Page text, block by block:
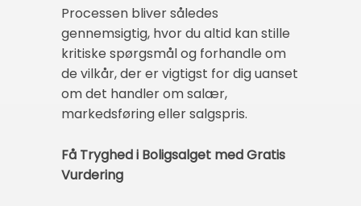
Processen bliver således
gennemsigtig, hvor du altid kan stille
kritiske spørgsmål og forhandle om
de vilkår, der er vigtigst for dig uanset
om det handler om salær,
markedsføring eller salgspris.
Få Tryghed i Boligsalget med Gratis
Vurdering